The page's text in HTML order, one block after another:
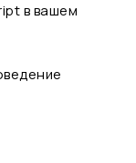
в вашем